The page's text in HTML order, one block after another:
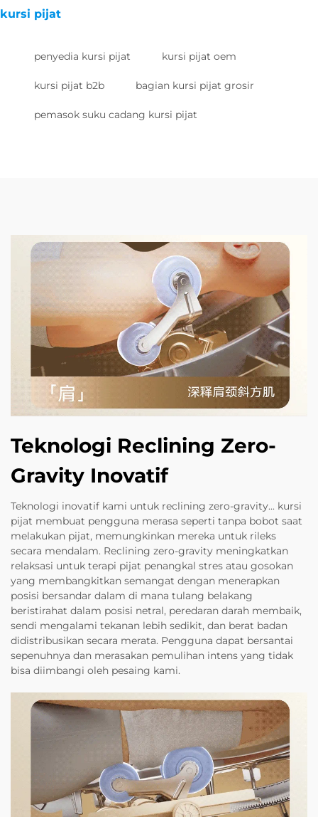
kursi pijat
penyedia kursi pijat kursi pijat oem
kursi pijat b2b bagian kursi pijat grosir
pemasok suku cadang kursi pijat
Teknologi Reclining Zero-
Gravity Inovatif
Teknologi inovatif kami untuk reclining zero-gravity... kursi
pijat membuat pengguna merasa seperti tanpa bobot saat
melakukan pijat, memungkinkan mereka untuk rileks
secara mendalam. Reclining zero-gravity meningkatkan
relaksasi untuk terapi pijat penangkal stres atau gosokan
yang membangkitkan semangat dengan menerapkan
posisi bersandar dalam di mana tulang belakang
beristirahat dalam posisi netral, peredaran darah membaik,
sendi mengalami tekanan lebih sedikit, dan berat badan
didistribusikan secara merata. Pengguna dapat bersantai
sepenuhnya dan merasakan pemulihan intens yang tidak
bisa diimbangi oleh pesaing kami.